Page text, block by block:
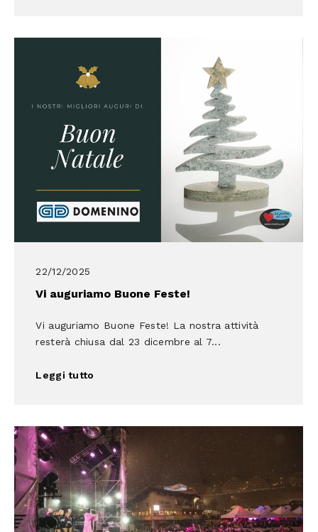
22/12/2025
Vi auguriamo Buone Feste!
Vi auguriamo Buone Feste! La nostra attività
resterà chiusa dal 23 dicembre al 7...
Leggi tutto